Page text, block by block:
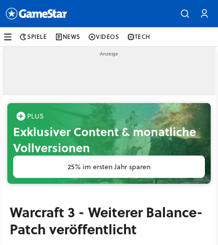
SPIELE NEWS VIDEOS TECH
Exklusiver Content & monatliche
Vollversionen
25% im ersten Jahr sparen
Warcraft 3 - Weiterer Balance-
Patch veröffentlicht